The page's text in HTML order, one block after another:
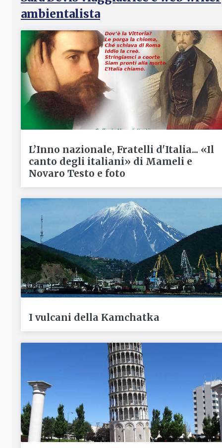
ambientalista
L’Inno nazionale, Fratelli d'Italia... «Il
canto degli italiani» di Mameli e
Novaro Testo e foto
I vulcani della Kamchatka